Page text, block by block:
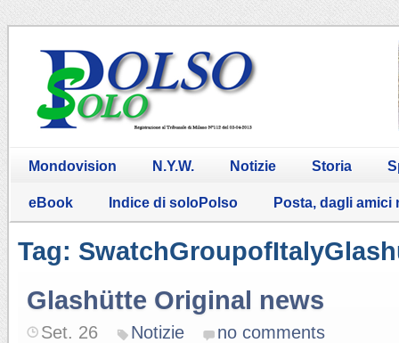
Mondovision N.Y.W. Notizie Storia
eBook Indice di soloPolso Posta, dagli amici
Tag:
Glashütte Original news
Set. 26 Notizie no comments